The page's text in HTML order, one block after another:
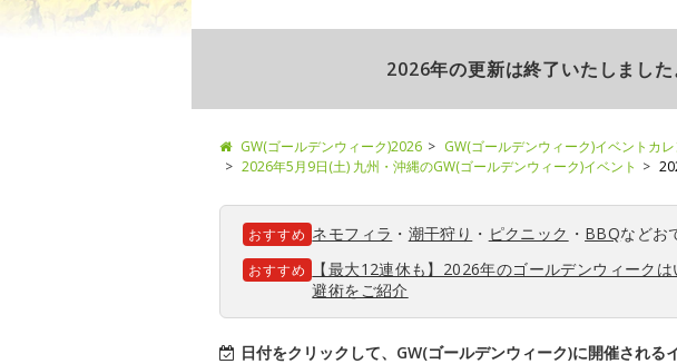
2026年の更新は終了いたしまし
GW(ゴールデンウィーク)2026 GW(ゴールデンウィーク)イベントカ
2026年5月9日(土) 九州・沖縄のGW(ゴールデンウィーク)イベント
おすすめ ネモフィラ ・ 潮干狩り ・ ピクニック ・ BBQなどお
おすすめ
【最大12連休も】2026年のゴールデンウィーク
避術をご紹介
日付をクリックして、GW(ゴールデンウィーク)に開催される